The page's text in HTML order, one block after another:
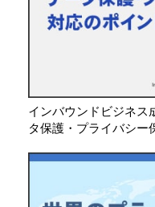
インバウンドビジネス
タ保護・プライバシー